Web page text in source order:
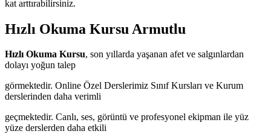
kat arttırabilirsiniz.
Hızlı Okuma Kursu Armutlu
Hızlı Okuma Kursu, son yıllarda yaşanan afet ve salgınlardan
dolayı yoğun talep
görmektedir. Online Özel Derslerimiz Sınıf Kursları ve Kurum
derslerinden daha verimli
geçmektedir. Canlı, ses, görüntü ve profesyonel ekipman ile yüz
yüze derslerden daha etkili